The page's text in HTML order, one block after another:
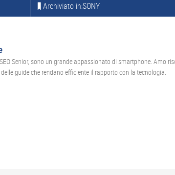
Archiviato in:SONY
Senior, sono un grande appassionato di smartphone. Amo
guide che rendano efficiente il rapporto con la tecnologia.